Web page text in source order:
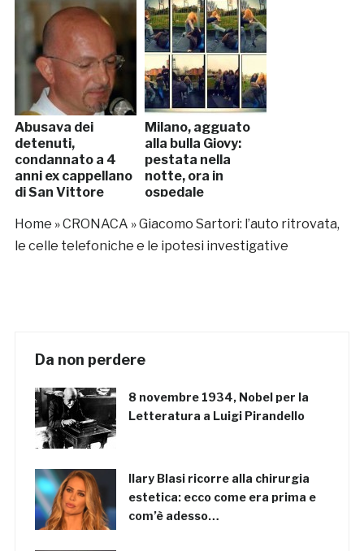
Abusava dei
detenuti,
condannato a 4
anni ex cappellano
di San Vittore
Milano, agguato
alla bulla Giovy:
pestata nella
notte, ora in
ospedale
Home »CRONACA »Giacomo Sartori: l’auto ritrovata,
le celle telefoniche e le ipotesi investigative
Da non perdere
8 novembre 1934, Nobel per la
Letteratura a Luigi Pirandello
Ilary Blasi ricorre alla chirurgia
estetica: ecco come era prima e
com’è adesso…